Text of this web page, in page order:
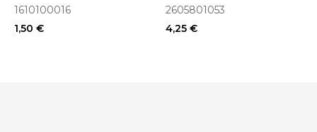
1610100016
1,50 €
2605801053
4,25 €